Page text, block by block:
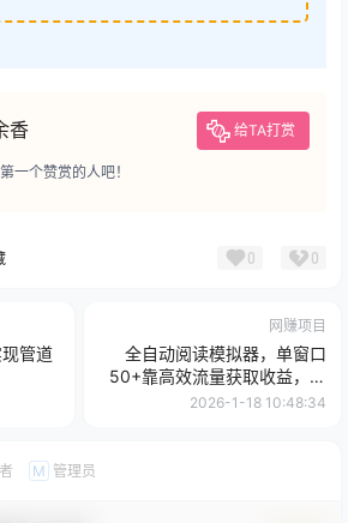
香 给TA打赏
一个赞赏的人吧！
0 0
管道
网赚项目
全自动阅读模拟器，单窗口
50+靠高效流量获取收益，无
需人工，可矩阵操作
2026-1-18 10:48:34
M 管理员